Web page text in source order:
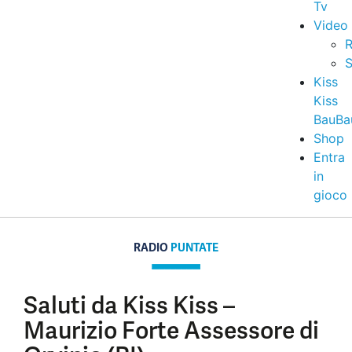
Tv
Video
Kiss
Kiss
Shop
Entra
in
gioco
RADIO PUNTATE
Saluti da Kiss Kiss –
Maurizio Forte Assessore di